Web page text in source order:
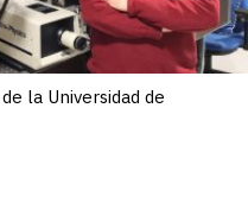
la Universidad de